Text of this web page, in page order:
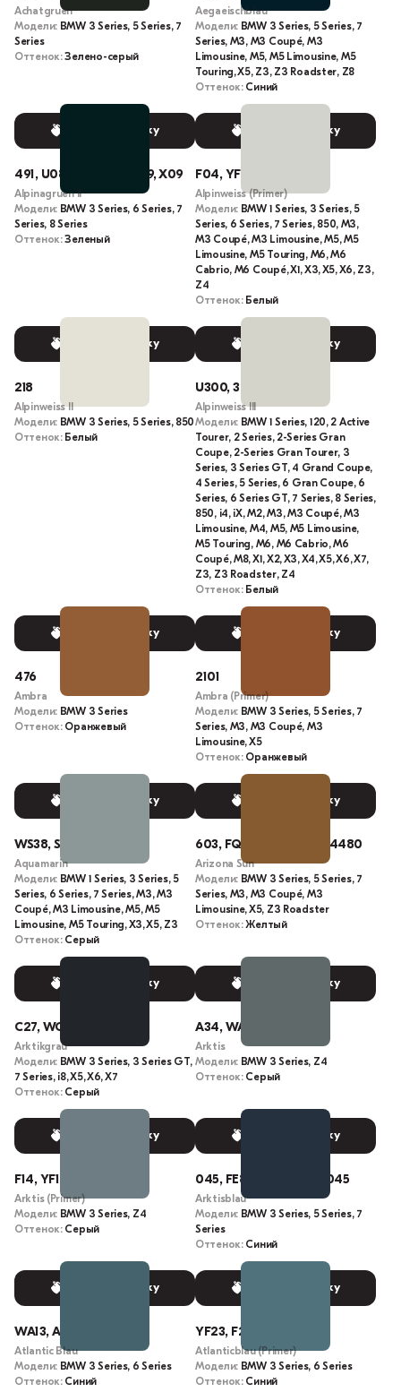
Achatgruen
Модели: BMW 3 Series, 5 Series, 7
Series
Оттенок:Зелено-серый
Выбрать краску
Aegaeischblau
Модели: BMW 3 Series, 5 Series, 7
Series, M3, M3 Coupé, M3
Limousine, M5, M5 Limousine, M5
Touring, X5, Z3, Z3 Roadster, Z8
Оттенок: Синий
Выбрать краску
491, U08, WU08, WX09, X09
Alpinagruen II
Модели: BMW 3 Series, 6 Series, 7
Series, 8 Series
Оттенок:Зеленый
Выбрать краску
F04, YF04
Alpinweiss (Primer)
Модели: BMW 1 Series, 3 Series, 5
Series, 6 Series, 7 Series, 850, M3,
M3 Coupé, M3 Limousine, M5, M5
Limousine, M5 Touring, M6, M6
Cabrio, M6 Coupé, X1, X3, X5, X6, Z3,
Z4
Оттенок: Белый
Выбрать краску
218
Alpinweiss II
Модели: BMW 3 Series, 5 Series, 850
Оттенок: Белый
Выбрать краску
U300, 300, 3E2
Alpinweiss III
Модели: BMW 1 Series, 120, 2 Active
Tourer, 2 Series, 2-Series Gran
Coupe, 2-Series Gran Tourer, 3
Series, 3 Series GT, 4 Grand Coupe,
4 Series, 5 Series, 6 Gran Coupe, 6
Series, 6 Series GT, 7 Series, 8 Series,
850, i4, iX, M2, M3, M3 Coupé, M3
Limousine, M4, M5, M5 Limousine,
M5 Touring, M6, M6 Cabrio, M6
Coupé, M8, X1, X2, X3, X4, X5, X6, X7,
Z3, Z3 Roadster, Z4
Оттенок: Белый
Выбрать краску
476
Ambra
Модели: BMW 3 Series
Оттенок: Оранжевый
Выбрать краску
2101
Ambra (Primer)
Модели: BMW 3 Series, 5 Series, 7
Series, M3, M3 Coupé, M3
Limousine, X5
Оттенок: Оранжевый
Выбрать краску
WS38, S38
Aquamarin
Модели: BMW 1 Series, 3 Series, 5
Series, 6 Series, 7 Series, M3, M3
Coupé, M3 Limousine, M5, M5
Limousine, M5 Touring, X3, X5, Z3
Оттенок: Серый
Выбрать краску
603, FQ70-1951, FQ95-4480
Arizona Sun
Модели: BMW 3 Series, 5 Series, 7
Series, M3, M3 Coupé, M3
Limousine, X5, Z3 Roadster
Оттенок:Желтый
Выбрать краску
C27, WC27
Arktikgrau
Модели: BMW 3 Series, 3 Series GT,
7 Series, i8, X5, X6, X7
Оттенок: Серый
Выбрать краску
A34, WA34
Arktis
Модели: BMW 3 Series, Z4
Оттенок: Серый
Выбрать краску
F14, YF14
Arktis (Primer)
Модели: BMW 3 Series, Z4
Оттенок: Серый
Выбрать краску
045, FE86-5245, 45, 0045
Arktisblau
Модели: BMW 3 Series, 5 Series, 7
Series
Оттенок: Синий
Выбрать краску
WA13, A13
Atlantic Blau
Модели: BMW 3 Series, 6 Series
Оттенок: Синий
YF23, F23
Atlanticblau (Primer)
Модели: BMW 3 Series, 6 Series
Оттенок: Синий